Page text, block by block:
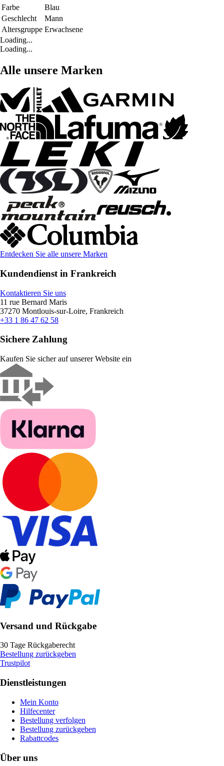
Farbe
Blau
Geschlecht
Mann
Altersgruppe Erwachsene
Loading...
Loading...
Alle unsere Marken
Entdecken Sie alle unsere Marken
Kundendienst in Frankreich
Kontaktieren Sie uns
11 rue Bernard Maris
37270 Montlouis-sur-Loire, Frankreich
+33 1 86 47 62 58
Sichere Zahlung
Kaufen Sie sicher auf unserer Website ein
Versand und Rückgabe
30 Tage Rückgaberecht
Bestellung zurückgeben
Trustpilot
Dienstleistungen
Mein Konto
Hilfecenter
Bestellung verfolgen
Bestellung zurückgeben
Rabattcodes
Über uns